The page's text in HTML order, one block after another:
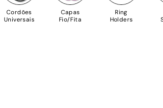
Cordões
Universais
Capas
Fio/Fita
Ring
Holders